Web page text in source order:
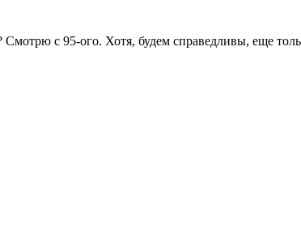
с 95-ого. Хотя, будем справедливы, еще